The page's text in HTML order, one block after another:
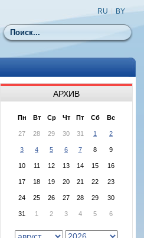
Поиск
RU BY
АРХИВ
Пн Вт Ср Чт Пт Сб Вс
27 28 29 30 31 1 2
3 4 5 6 7 8 9
10 11 12 13 14 15 16
17 18 19 20 21 22 23
24 25 26 27 28 29 30
31 1 2 3 4 5 6